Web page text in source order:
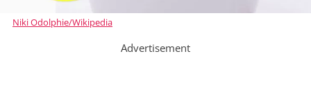
Niki Odolphie/Wikipedia
Advertisement